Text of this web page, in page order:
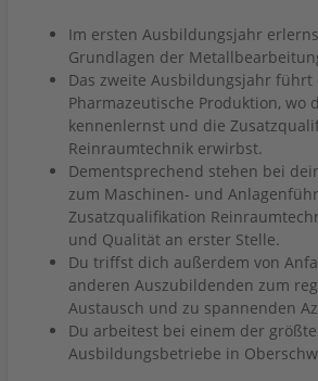
Im ersten Ausbildungsjahr
Grundlagen der
Das zweite Ausbildungsjahr führt
Pharmazeutische Produktion, wo
kennenlernst und die
Reinraumtechnik erwirbst.
Dementsprechend stehen bei
zum Maschinen- und
Zusatzqualifikation
und Qualität an erster Stelle.
Du triffst dich außerdem von
anderen Auszubildenden zum
Austausch und zu spannenden
Du arbeitest bei einem der
Ausbildungsbetriebe in